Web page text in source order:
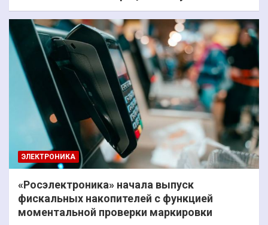
ЭЛЕКТРОНИКА
«Росэлектроника» начала выпуск
фискальных накопителей с функцией
моментальной проверки маркировки